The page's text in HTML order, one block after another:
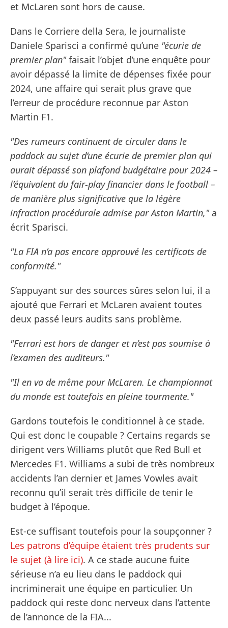
et McLaren sont hors de cause.
Dans le Corriere della Sera, le journaliste
Daniele Sparisci a confirmé qu’une "écurie de
premier plan"faisait l’objet d’une enquête pour
avoir dépassé la limite de dépenses fixée pour
2024, une affaire qui serait plus grave que
l’erreur de procédure reconnue par Aston
Martin F1.
"Des rumeurs continuent de circuler dans le
paddock au sujet d’une écurie de premier plan qui
aurait dépassé son plafond budgétaire pour 2024 –
l’équivalent du fair-play financier dans le football –
de manière plus significative que la légère
infraction procédurale admise par Aston Martin,"a
écrit Sparisci.
"La FIA n’a pas encore approuvé les certificats de
conformité."
S’appuyant sur des sources sûres selon lui, il a
ajouté que Ferrari et McLaren avaient toutes
deux passé leurs audits sans problème.
"Ferrari est hors de danger et n’est pas soumise à
l’examen des auditeurs."
"Il en va de même pour McLaren. Le championnat
du monde est toutefois en pleine tourmente."
Gardons toutefois le conditionnel à ce stade.
Qui est donc le coupable ? Certains regards se
dirigent vers Williams plutôt que Red Bull et
Mercedes F1. Williams a subi de très nombreux
accidents l’an dernier et James Vowles avait
reconnu qu’il serait très difficile de tenir le
budget à l’époque.
Est-ce suffisant toutefois pour la soupçonner ?
Les patrons d’équipe étaient très prudents sur
le sujet (à lire ici). A ce stade aucune fuite
sérieuse n’a eu lieu dans le paddock qui
incriminerait une équipe en particulier. Un
paddock qui reste donc nerveux dans l’attente
de l’annonce de la FIA...